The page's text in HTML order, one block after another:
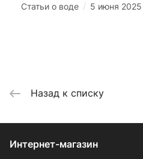
Статьи о воде / 5 июня 2025
Назад к списку
Интернет-магазин